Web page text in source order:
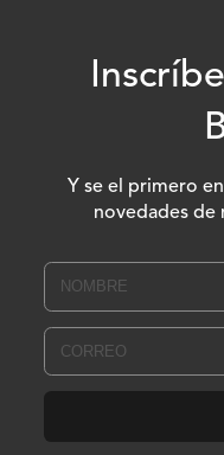
Y se el primero
novedades de